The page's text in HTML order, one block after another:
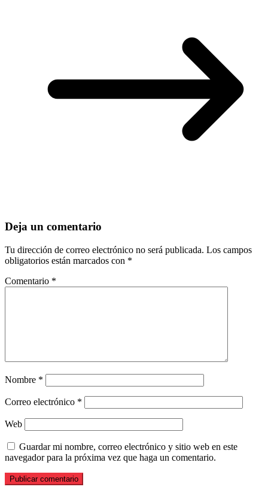
Deja un comentario
Tu dirección de correo electrónico no será publicada. Los campos
obligatorios están marcados con *
Comentario *
Nombre *
Correo electrónico *
Web
Guardar mi nombre, correo electrónico y sitio web en este
navegador para la próxima vez que haga un comentario.